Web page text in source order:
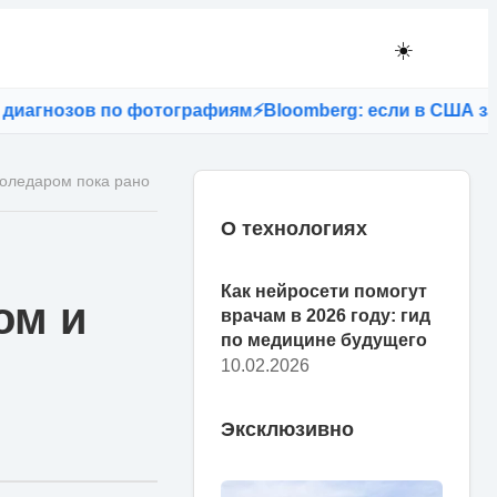
☀️
по фотографиям⚡Bloomberg: если в США
пока рано
и
О технологиях
Как нейросети помогут
врачам в 2026 году: гид
по медицине будущего
10.02.2026
Эксклюзивно